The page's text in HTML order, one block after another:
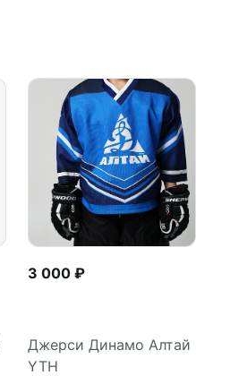
3 000 ₽
Джерси Динамо Алтай
YTH